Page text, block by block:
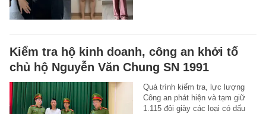
Kiểm tra hộ kinh doanh, công an khởi tố
chủ hộ Nguyễn Văn Chung SN 1991
Quá trình kiểm tra, lực lượng
Công an phát hiện và tạm giữ
1.115 đôi giày các loại có dấu